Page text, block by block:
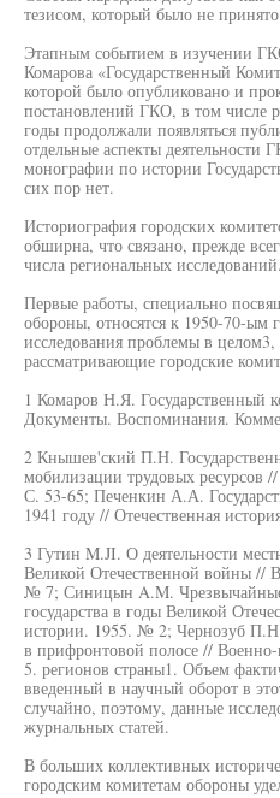
тезисом, который было не
Этапным событием в изучении
Комарова «Государственный
которой было опубликовано и
постановлений ГКО, в том числе
годы продолжали появляться
отдельные аспекты деятельности
монографии по истории
сих пор нет.
Историография городских
обширна, что связано, прежде
числа региональных исследований.
Первые работы, специально
обороны, относятся к 1950-70-ым
исследования проблемы в
рассматривающие городские
1 Комаров Н.Я. Государственный
Документы. Воспоминания.
2 Кнышев'ский П.Н.
мобилизации трудовых
С. 53-65; Печенкин А.А.
1941 году // Отечественная
3 Гутин M.JI. О деятельности
Великой Отечественной войны //
№ 7; Синицын A.M. Чрезвычайные
государства в годы Великой
истории. 1955. № 2; Чернозуб
в прифронтовой полосе //
5. регионов страны1. Объем
введенный в научный оборот в
случайно, поэтому, данные
журнальных статей.
В больших коллективных
городским комитетам обороны